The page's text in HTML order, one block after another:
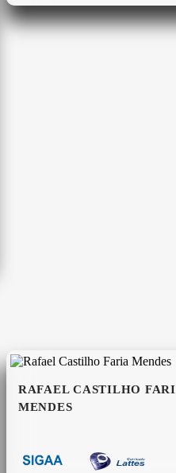
RAFAEL CASTILHO
MENDES